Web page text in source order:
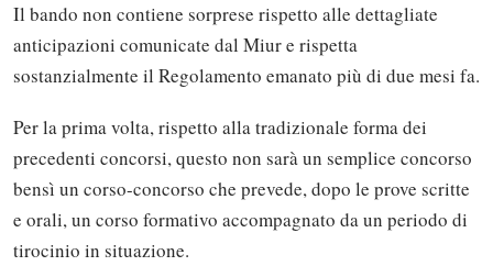
Il bando non contiene sorprese rispetto alle dettagliate
anticipazioni comunicate dal Miur e rispetta
sostanzialmente il Regolamento emanato più di due mesi fa.
Per la prima volta, rispetto alla tradizionale forma dei
precedenti concorsi, questo non sarà un semplice concorso
bensì un corso-concorso che prevede, dopo le prove scritte
e orali, un corso formativo accompagnato da un periodo di
tirocinio in situazione.